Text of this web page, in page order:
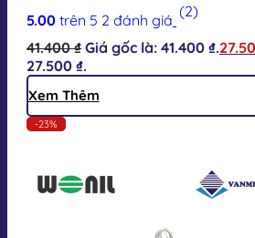
5.00 trên 5 2 đánh giá (2)
41.400₫ Giá gốc là: 41.400 ₫.
27.500 ₫.
Xem Thêm
-23%